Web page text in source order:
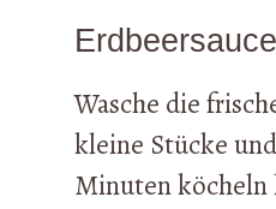
Wasche die
kleine Stücke
Minuten köcheln